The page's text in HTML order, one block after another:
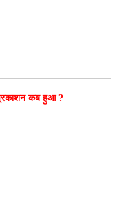
कबहुआ ?